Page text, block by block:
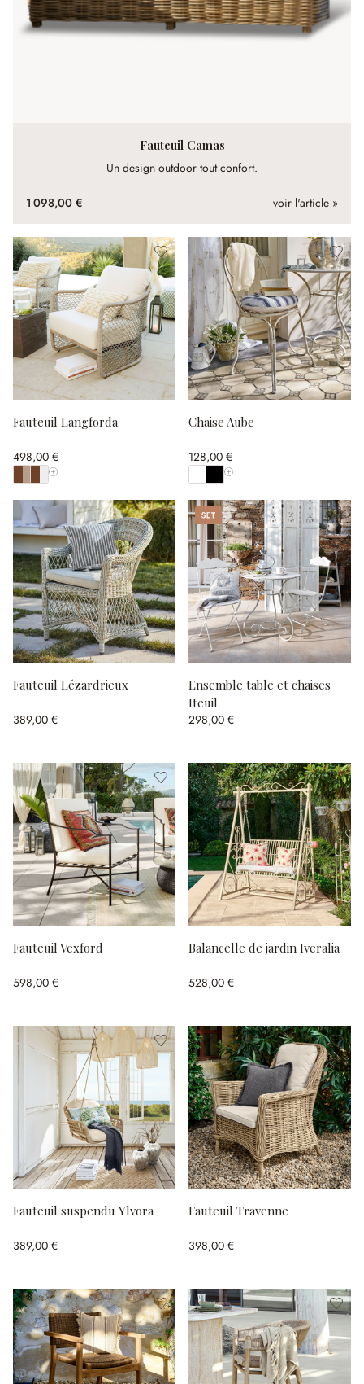
Fauteuil Camas
Un design outdoor tout confort.
1 098,00 € voir l'article »
Fauteuil Langforda
498,00 €
Afficher toutes les couleurs
Chaise Aube
128,00 €
Afficher toutes les couleurs
Fauteuil Lézardrieux
389,00 €
Set
Ensemble table et chaises
Iteuil
298,00 €
Fauteuil Vexford
598,00 €
Balancelle de jardin Iveralia
528,00 €
Fauteuil suspendu Ylvora
389,00 €
Fauteuil Travenne
398,00 €